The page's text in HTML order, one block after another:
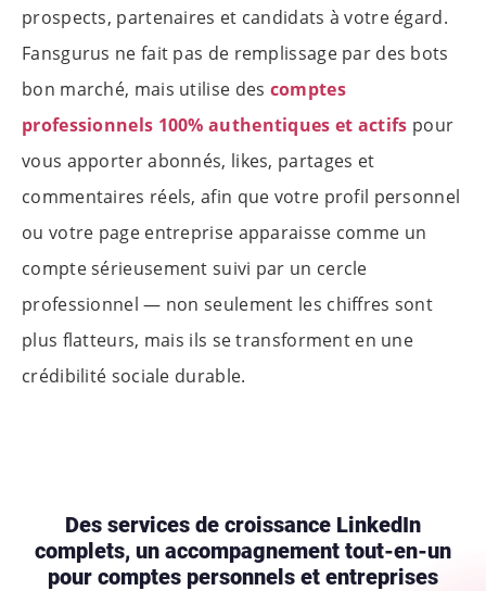
prospects, partenaires et candidats à votre égard.
Fansgurus ne fait pas de remplissage par des bots
bon marché, mais utilise des comptes
professionnels 100% authentiques et actifs pour
vous apporter abonnés, likes, partages et
commentaires réels, afin que votre profil personnel
ou votre page entreprise apparaisse comme un
compte sérieusement suivi par un cercle
professionnel — non seulement les chiffres sont
plus flatteurs, mais ils se transforment en une
crédibilité sociale durable.
Des services de croissance LinkedIn
complets, un accompagnement tout-en-un
pour comptes personnels et entreprises